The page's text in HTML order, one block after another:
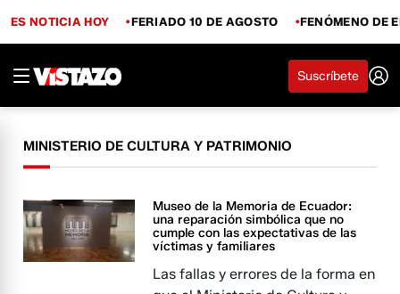
ES NOTICIA HOY FERIADO 10 DE AGOSTO FENÓMENO DE
Suscríbete
MINISTERIO DE CULTURA Y PATRIMONIO
Museo de la Memoria de Ecuador:
una reparación simbólica que no
cumple con las expectativas de las
víctimas y familiares
Las fallas y errores de la forma en